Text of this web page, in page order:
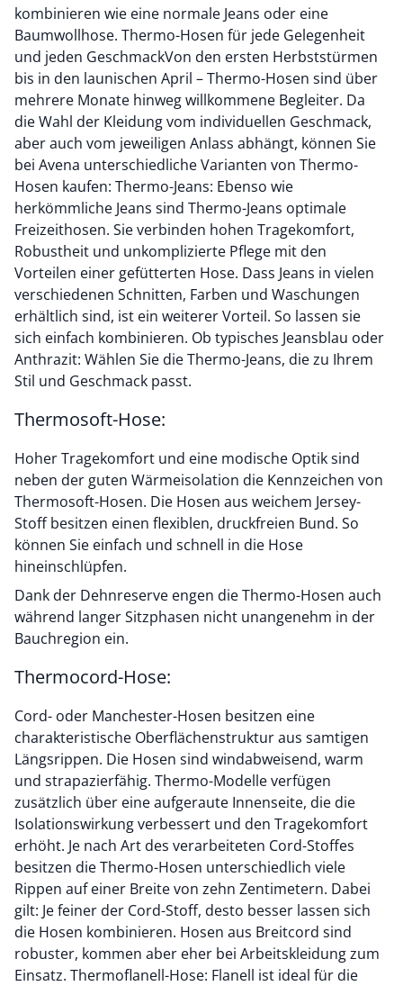
kombinieren wie eine normale Jeans oder eine
Baumwollhose. Thermo-Hosen für jede Gelegenheit
und jeden GeschmackVon den ersten Herbststürmen
bis in den launischen April – Thermo-Hosen sind über
mehrere Monate hinweg willkommene Begleiter. Da
die Wahl der Kleidung vom individuellen Geschmack,
aber auch vom jeweiligen Anlass abhängt, können Sie
bei Avena unterschiedliche Varianten von Thermo-
Hosen kaufen: Thermo-Jeans: Ebenso wie
herkömmliche Jeans sind Thermo-Jeans optimale
Freizeithosen. Sie verbinden hohen Tragekomfort,
Robustheit und unkomplizierte Pflege mit den
Vorteilen einer gefütterten Hose. Dass Jeans in vielen
verschiedenen Schnitten, Farben und Waschungen
erhältlich sind, ist ein weiterer Vorteil. So lassen sie
sich einfach kombinieren. Ob typisches Jeansblau oder
Anthrazit: Wählen Sie die Thermo-Jeans, die zu Ihrem
Stil und Geschmack passt.
Thermosoft-Hose:
Hoher Tragekomfort und eine modische Optik sind
neben der guten Wärmeisolation die Kennzeichen von
Thermosoft-Hosen. Die Hosen aus weichem Jersey-
Stoff besitzen einen flexiblen, druckfreien Bund. So
können Sie einfach und schnell in die Hose
hineinschlüpfen.
Dank der Dehnreserve engen die Thermo-Hosen auch
während langer Sitzphasen nicht unangenehm in der
Bauchregion ein.
Thermocord-Hose:
Cord- oder Manchester-Hosen besitzen eine
charakteristische Oberflächenstruktur aus samtigen
Längsrippen. Die Hosen sind windabweisend, warm
und strapazierfähig. Thermo-Modelle verfügen
zusätzlich über eine aufgeraute Innenseite, die die
Isolationswirkung verbessert und den Tragekomfort
erhöht. Je nach Art des verarbeiteten Cord-Stoffes
besitzen die Thermo-Hosen unterschiedlich viele
Rippen auf einer Breite von zehn Zentimetern. Dabei
gilt: Je feiner der Cord-Stoff, desto besser lassen sich
die Hosen kombinieren. Hosen aus Breitcord sind
robuster, kommen aber eher bei Arbeitskleidung zum
Einsatz. Thermoflanell-Hose: Flanell ist ideal für die